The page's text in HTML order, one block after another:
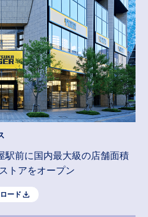
駅前に国内最大級の店舗面積
トアをオープン
ード